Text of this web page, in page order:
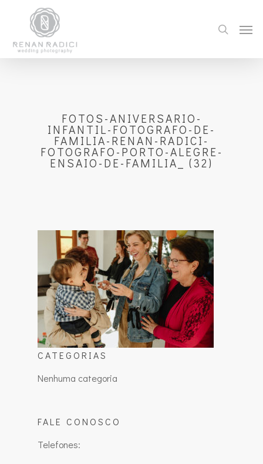
FOTOS-ANIVERSARIO-
INFANTIL-FOTOGRAFO-DE-
FAMILIA-RENAN-RADICI-
FOTOGRAFO-PORTO-ALEGRE-
ENSAIO-DE-FAMILIA_ (32)
CATEGORIAS
Nenhuma categoria
FALE CONOSCO
Telefones: